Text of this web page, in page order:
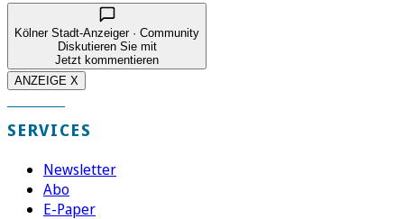
Kölner Stadt-Anzeiger · Community
Diskutieren Sie mit
Jetzt kommentieren
ANZEIGE X
SERVICES
Newsletter
Abo
E-Paper